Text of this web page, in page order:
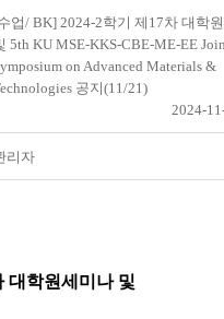
업/ BK] 2024-2학기 제17차 대학
5th KU MSE-KKS-CBE-ME-EE
on Advanced Materials &
공지(11/21)
2024-
리자
대학원세미나 및